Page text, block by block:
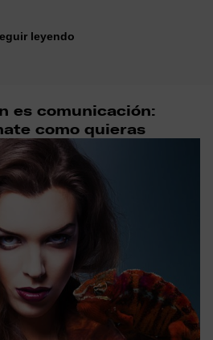
leyendo
es comunicación:
como quieras